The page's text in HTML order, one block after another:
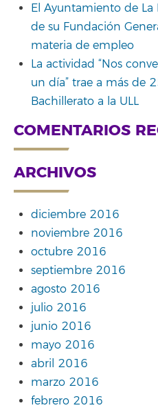
El Ayuntamiento de La
de su Fundación
materia de empleo
La actividad “Nos
un día” trae a más de
Bachillerato a la ULL
COMENTARIOS
ARCHIVOS
diciembre 2016
noviembre 2016
octubre 2016
septiembre 2016
agosto 2016
julio 2016
junio 2016
mayo 2016
abril 2016
marzo 2016
febrero 2016